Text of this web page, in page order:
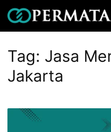
Tag: Jasa
Jakarta